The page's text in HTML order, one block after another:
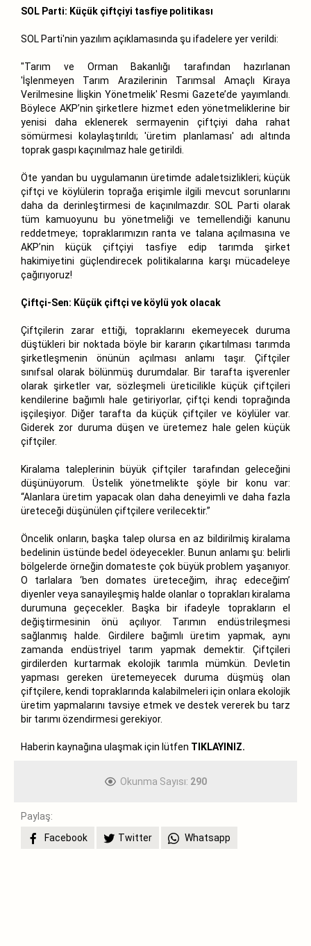
SOL Parti: Küçük çiftçiyi tasfiye politikası
SOL Parti'nin yazılım açıklamasında şu ifadelere yer verildi:
"Tarım ve Orman Bakanlığı tarafından hazırlanan
'İşlenmeyen Tarım Arazilerinin Tarımsal Amaçlı Kiraya
Verilmesine İlişkin Yönetmelik' Resmi Gazete’de yayımlandı.
Böylece AKP’nin şirketlere hizmet eden yönetmeliklerine bir
yenisi daha eklenerek sermayenin çiftçiyi daha rahat
sömürmesi kolaylaştırıldı; 'üretim planlaması' adı altında
toprak gaspı kaçınılmaz hale getirildi.
Öte yandan bu uygulamanın üretimde adaletsizlikleri; küçük
çiftçi ve köylülerin toprağa erişimle ilgili mevcut sorunlarını
daha da derinleştirmesi de kaçınılmazdır. SOL Parti olarak
tüm kamuoyunu bu yönetmeliği ve temellendiği kanunu
reddetmeye; topraklarımızın ranta ve talana açılmasına ve
AKP’nin küçük çiftçiyi tasfiye edip tarımda şirket
hakimiyetini güçlendirecek politikalarına karşı mücadeleye
çağırıyoruz!
Çiftçi-Sen: Küçük çiftçi ve köylü yok olacak
Çiftçilerin zarar ettiği, topraklarını ekemeyecek duruma
düştükleri bir noktada böyle bir kararın çıkartılması tarımda
şirketleşmenin önünün açılması anlamı taşır. Çiftçiler
sınıfsal olarak bölünmüş durumdalar. Bir tarafta işverenler
olarak şirketler var, sözleşmeli üreticilikle küçük çiftçileri
kendilerine bağımlı hale getiriyorlar, çiftçi kendi toprağında
işçileşiyor. Diğer tarafta da küçük çiftçiler ve köylüler var.
Giderek zor duruma düşen ve üretemez hale gelen küçük
çiftçiler.
Kiralama taleplerinin büyük çiftçiler tarafından geleceğini
düşünüyorum. Üstelik yönetmelikte şöyle bir konu var:
“Alanlara üretim yapacak olan daha deneyimli ve daha fazla
üreteceği düşünülen çiftçilere verilecektir.”
Öncelik onların, başka talep olursa en az bildirilmiş kiralama
bedelinin üstünde bedel ödeyecekler. Bunun anlamı şu: belirli
bölgelerde örneğin domateste çok büyük problem yaşanıyor.
O tarlalara ‘ben domates üreteceğim, ihraç edeceğim’
diyenler veya sanayileşmiş halde olanlar o toprakları kiralama
durumuna geçecekler. Başka bir ifadeyle toprakların el
değiştirmesinin önü açılıyor. Tarımın endüstrileşmesi
sağlanmış halde. Girdilere bağımlı üretim yapmak, aynı
zamanda endüstriyel tarım yapmak demektir. Çiftçileri
girdilerden kurtarmak ekolojik tarımla mümkün. Devletin
yapması gereken üretemeyecek duruma düşmüş olan
çiftçilere, kendi topraklarında kalabilmeleri için onlara ekolojik
üretim yapmalarını tavsiye etmek ve destek vererek bu tarz
bir tarımı özendirmesi gerekiyor.
Haberin kaynağına ulaşmak için lütfen TIKLAYINIZ.
Okunma Sayısı: 290
Paylaş:
Facebook
Twitter Whatsapp